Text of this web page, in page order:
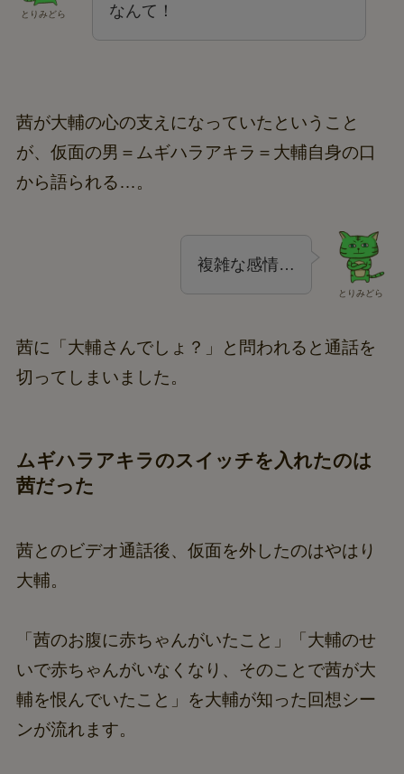
とりみどら
なんて！
茜が大輔の心の支えになっていたということ
が、仮面の男＝ムギハラアキラ＝大輔自身の口
から語られる…。
とりみどら
複雑な感情…
茜に「大輔さんでしょ？」と問われると通話を
切ってしまいました。
ムギハラアキラのスイッチを入れたのは
茜だった
茜とのビデオ通話後、仮面を外したのはやはり
大輔。
「茜のお腹に赤ちゃんがいたこと」「大輔のせ
いで赤ちゃんがいなくなり、そのことで茜が大
輔を恨んでいたこと」を大輔が知った回想シー
ンが流れます。